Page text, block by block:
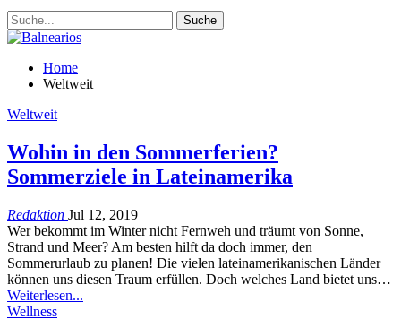
Home
Weltweit
Weltweit
Wohin in den Sommerferien?
Sommerziele in Lateinamerika
Redaktion Jul 12, 2019
Wer bekommt im Winter nicht Fernweh und träumt von Sonne,
Strand und Meer? Am besten hilft da doch immer, den
Sommerurlaub zu planen! Die vielen lateinamerikanischen Länder
können uns diesen Traum erfüllen. Doch welches Land bietet uns…
Weiterlesen...
Wellness